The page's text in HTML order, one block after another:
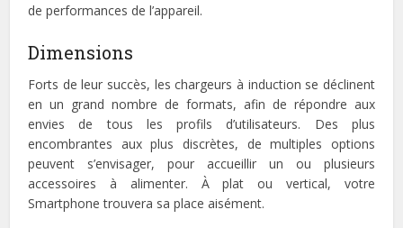
de performances de l’appareil.
Dimensions
Forts de leur succès, les chargeurs à induction se déclinent
en un grand nombre de formats, afin de répondre aux
envies de tous les profils d’utilisateurs. Des plus
encombrantes aux plus discrètes, de multiples options
peuvent s’envisager, pour accueillir un ou plusieurs
accessoires à alimenter. À plat ou vertical, votre
Smartphone trouvera sa place aisément.